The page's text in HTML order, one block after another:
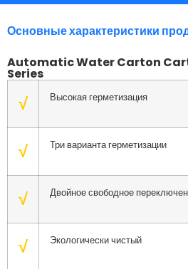
Основные характеристики
Automatic Water Carton
Series
√ Высокая герметизация
√ Три варианта герметизации
√ Двойное свободное
√ Экологически чистый